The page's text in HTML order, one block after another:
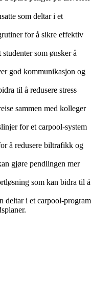
som deltar i et
for å sikre effektiv
som ønsker å
god kommunikasjon og
til å redusere stress
sammen med kolleger
for et carpool-system
å redusere biltrafikk og
gjøre pendlingen mer
som kan bidra til å
deltar i et carpool-program